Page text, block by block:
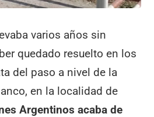
varios años sin
quedado resuelto en los
del paso a nivel de la
en la localidad de
Argentinos acaba de